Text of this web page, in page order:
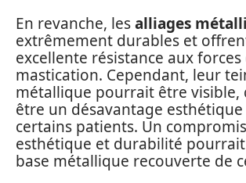
En revanche, lesalliages
extrêmement durables et
excellente résistance aux forces
mastication. Cependant, leur
métallique pourrait être visible,
être un désavantage
certains patients. Un
esthétique et durabilité
base métallique recouverte de